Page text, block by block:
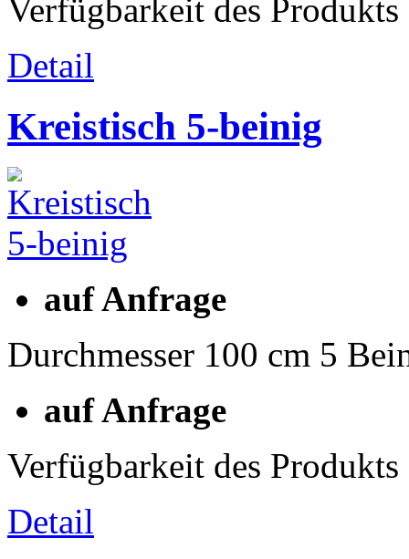
Verfügbarkeit des Produkts
Detail
Kreistisch 5-beinig
auf Anfrage
Durchmesser 100 cm 5
auf Anfrage
Verfügbarkeit des Produkts
Detail